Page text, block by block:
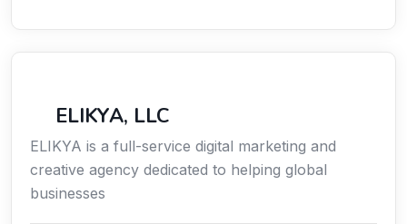
ELIKYA, LLC
ELIKYA is a full-service digital marketing and
creative agency dedicated to helping global
businesses